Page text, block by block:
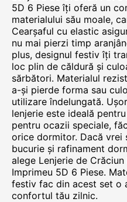
5D 6 Piese îți oferă un
materialului său moale,
Cearșaful cu elastic
nu mai pierzi timp
plus, designul festiv îți
loc plin de căldură și
sărbători. Materialul
a-și pierde forma sau
utilizare îndelungată.
lenjerie este ideală
pentru ocazii speciale,
orice dormitor. Dacă vrei
bucurie și rafinament
alege Lenjerie de
Imprimeu 5D 6 Piese.
festiv fac din acest set o
confortul tău zilnic.